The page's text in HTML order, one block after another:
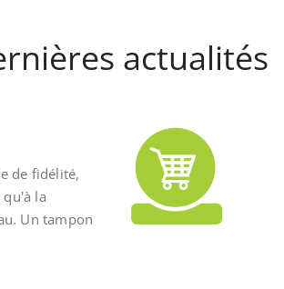
actualités
de fidélité,
qu'à la
Un tampon